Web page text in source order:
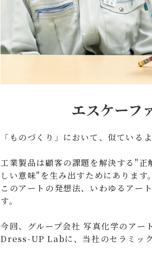
エスケーフ
「ものづくり」において、似ている
工業製品は顧客の課題を解決する"
しい意味"を生み出すためにあります。
このアートの発想法、いわゆるアー
す。
今回、グループ会社 写真化学のア
Dress-UP Labに、当社のセラミッ